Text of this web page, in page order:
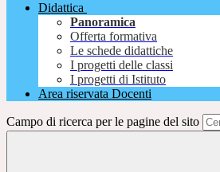
Didattica
Panoramica
Offerta formativa
Le schede didattiche
I progetti delle classi
I progetti di Istituto
Area riservata Docenti
Campo di ricerca per le pagine del sito